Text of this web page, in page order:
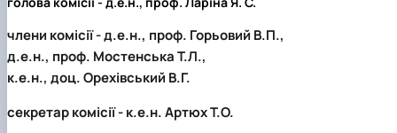
члени комісії - д.е.н., проф. Горьовий В.П.,
д.е.н., проф. Мостенська Т.Л.,
к.е.н., доц. Орехівський В.Г.
секретар комісії - к.е.н. Артюх Т.О.